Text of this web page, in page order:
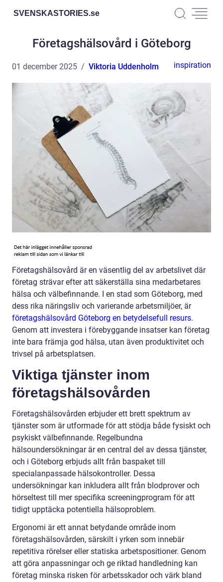
SVENSKASTORIES.se
Företagshälsovård i Göteborg
01 december 2025 Viktoria Uddenholm inspiration
Företagshälsovård är en väsentlig del av arbetslivet där
företag strävar efter att säkerställa sina medarbetares
hälsa och välbefinnande. I en stad som Göteborg, med
dess rika näringsliv och varierande arbetsmiljöer, är
företagshälsovård Göteborg en betydelsefull resurs.
Genom att investera i förebyggande insatser kan företag
inte bara främja god hälsa, utan även produktivitet och
trivsel på arbetsplatsen.
Viktiga tjänster inom
företagshälsovården
Företagshälsovården erbjuder ett brett spektrum av
tjänster som är utformade för att stödja både fysiskt och
psykiskt välbefinnande. Regelbundna
hälsoundersökningar är en central del av dessa tjänster,
och i Göteborg erbjuds allt från baspaket till
specialanpassade hälsokontroller. Dessa
undersökningar kan inkludera allt från blodprover och
hörseltest till mer specifika screeningprogram för att
tidigt upptäcka potentiella hälsoproblem.
Ergonomi är ett annat betydande område inom
företagshälsovården, särskilt i yrken som innebär
repetitiva rörelser eller statiska arbetspositioner. Genom
att göra anpassningar och ge riktad handledning kan
företag minska risken för arbetsskador och värk bland